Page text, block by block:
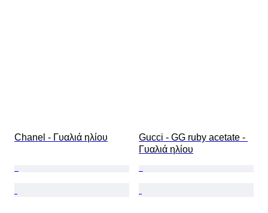
Chanel - Γυαλιά ηλίου
Gucci - GG ruby acetate -
Γυαλιά ηλίου